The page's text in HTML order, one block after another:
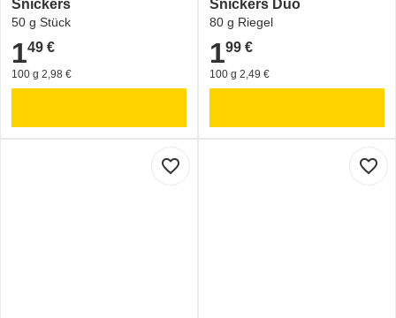
Snickers
50 g Stück
1,49 €
149 €
100 g 2,98 €
Snickers Duo
80 g Riegel
1,99 €
199 €
100 g 2,49 €
favorite_border favorite_border